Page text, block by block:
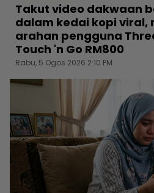
Takut video dakwaan
dalam kedai kopi viral,
arahan pengguna
Touch 'n Go RM800
Rabu, 5 Ogos 2026 2:10 PM